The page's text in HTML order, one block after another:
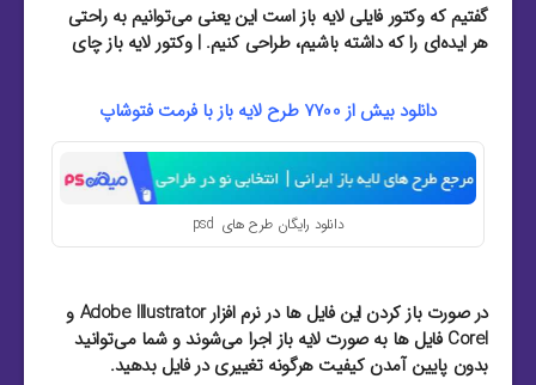
گفتیم که وکتور فایلی لایه باز است این یعنی می‌توانیم به راحتی
هر ایده‌ای را که داشته باشیم، طراحی کنیم. | وکتور لایه باز چای
دانلود بیش از 7700 طرح لایه باز با فرمت فتوشاپ
دانلود رایگان طرح های psd
در صورت باز کردن این فایل ها در نرم افزار Adobe Illustrator و
Corel فایل ها به صورت لایه باز اجرا می‌شوند و شما می‌توانید
بدون پایین آمدن کیفیت هرگونه تغییری در فایل بدهید.